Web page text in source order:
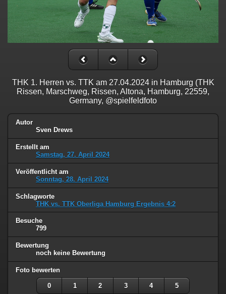
THK 1. Herren vs. TTK am 27.04.2024 in Hamburg (THK
Rissen, Marschweg, Rissen, Altona, Hamburg, 22559,
Germany, @spielfeldfoto
Autor
Sven Drews
Erstellt am
Samstag, 27. April 2024
Veröffentlicht am
Sonntag, 28. April 2024
Schlagworte
THK vs. TTK Oberliga Hamburg Ergebnis 4:2
Besuche
799
Bewertung
noch keine Bewertung
Foto bewerten
0 1 2 3 4 5